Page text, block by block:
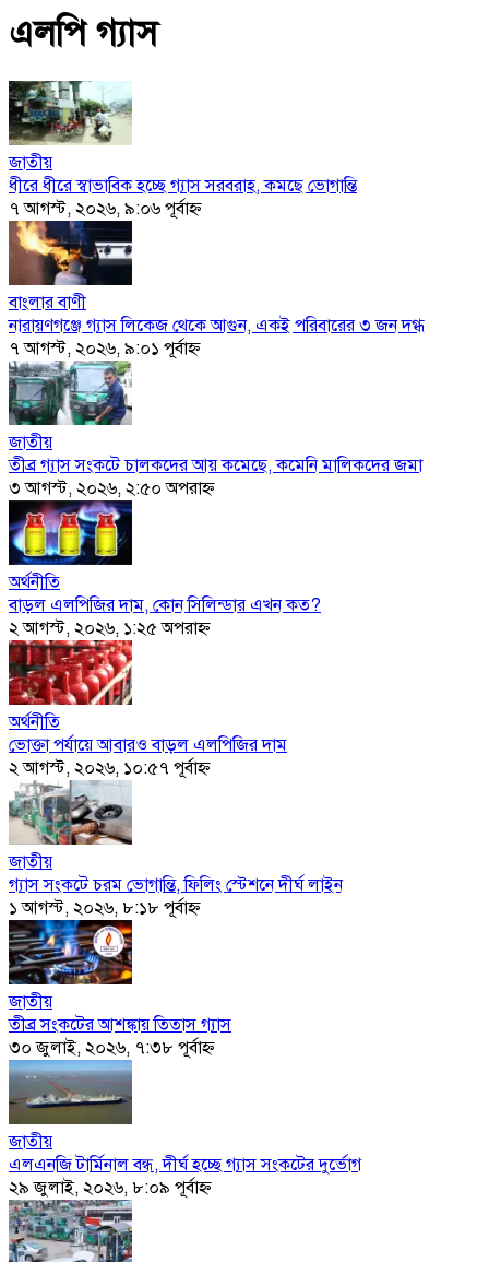
এলপি গ্যাস
জাতীয়
ধীরে ধীরে স্বাভাবিক হচ্ছে গ্যাস সরবরাহ, কমছে ভোগান্তি
৭ আগস্ট, ২০২৬, ৯:০৬ পূর্বাহ্ণ
বাংলার বাণী
নারায়ণগঞ্জে গ্যাস লিকেজ থেকে আগুন, একই পরিবারের ৩ জন দগ্ধ
৭ আগস্ট, ২০২৬, ৯:০১ পূর্বাহ্ণ
জাতীয়
তীব্র গ্যাস সংকটে চালকদের আয় কমেছে, কমেনি মালিকদের জমা
৩ আগস্ট, ২০২৬, ২:৫০ অপরাহ্ণ
অর্থনীতি
বাড়ল এলপিজির দাম, কোন সিলিন্ডার এখন কত?
২ আগস্ট, ২০২৬, ১:২৫ অপরাহ্ণ
অর্থনীতি
ভোক্তা পর্যায়ে আবারও বাড়ল এলপিজির দাম
২ আগস্ট, ২০২৬, ১০:৫৭ পূর্বাহ্ণ
জাতীয়
গ্যাস সংকটে চরম ভোগান্তি, ফিলিং স্টেশনে দীর্ঘ লাইন
১ আগস্ট, ২০২৬, ৮:১৮ পূর্বাহ্ণ
জাতীয়
তীব্র সংকটের আশঙ্কায় তিতাস গ্যাস
৩০ জুলাই, ২০২৬, ৭:৩৮ পূর্বাহ্ণ
জাতীয়
এলএনজি টার্মিনাল বন্ধ, দীর্ঘ হচ্ছে গ্যাস সংকটের দুর্ভোগ
২৯ জুলাই, ২০২৬, ৮:০৯ পূর্বাহ্ণ